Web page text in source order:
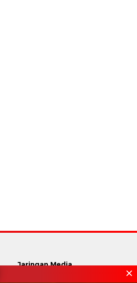
Jaringan Media